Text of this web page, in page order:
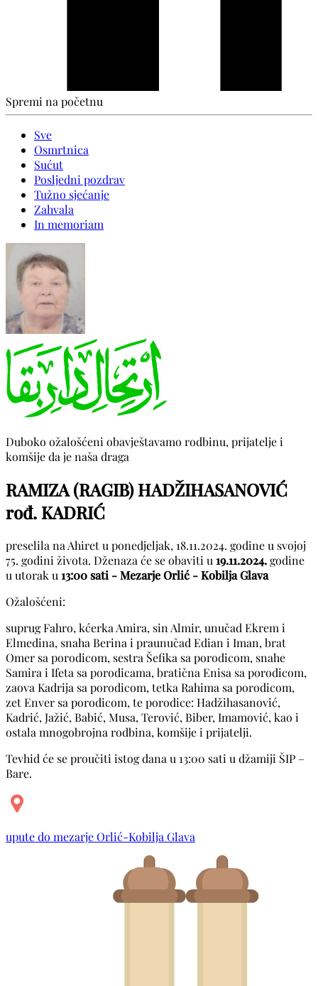
Spremi na početnu
Sve
Osmrtnica
Sućut
Posljedni pozdrav
Tužno sjećanje
Zahvala
In memoriam
Duboko ožalošćeni obavještavamo rodbinu, prijatelje i
komšije da je naša draga
RAMIZA (RAGIB) HADŽIHASANOVIĆ
rođ. KADRIĆ
preselila na Ahiret u ponedjeljak, 18.11.2024. godine u svojoj
75. godini života. Dženaza će se obaviti u 19.11.2024.godine
u utorak u 13:00 sati - Mezarje Orlić - Kobilja Glava
Ožalošćeni:
suprug Fahro, kćerka Amira, sin Almir, unučad Ekrem i
Elmedina, snaha Berina i praunučad Edian i Iman, brat
Omer sa porodicom, sestra Šefika sa porodicom, snahe
Samira i Ifeta sa porodicama, bratična Enisa sa porodicom,
zaova Kadrija sa porodicom, tetka Rahima sa porodicom,
zet Enver sa porodicom, te porodice: Hadžihasanović,
Kadrić, Jažić, Babić, Musa, Terović, Biber, Imamović, kao i
ostala mnogobrojna rodbina, komšije i prijatelji.
Tevhid će se proučiti istog dana u 13:00 sati u džamiji ŠIP –
Bare.
upute do mezarje Orlić-Kobilja Glava